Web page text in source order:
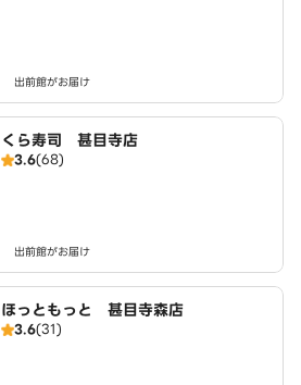
出前館がお届け
くら寿司 甚目寺店
3.6(68)
出前館がお届け
ほっともっと 甚目寺森店
3.6(31)